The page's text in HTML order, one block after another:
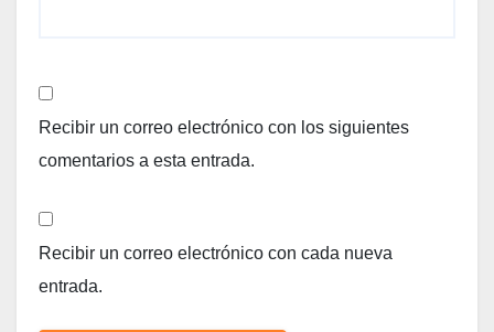
Recibir un correo electrónico con los siguientes
comentarios a esta entrada.
Recibir un correo electrónico con cada nueva
entrada.